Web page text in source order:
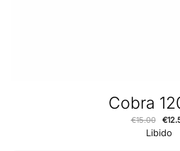
Cobra
€15.00 €
Libido